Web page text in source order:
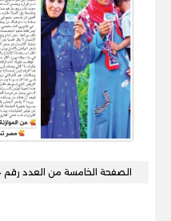
الصفحة الخامسة من العدد رقم 424 الصادر بتاريخ 14 أغسطس 2025